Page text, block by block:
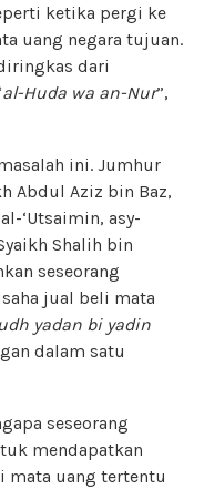
ketika pergi ke
uang negara tujuan.
dari
al-Huda wa an-Nur”,
ini. Jumhur
Abdul Aziz bin Baz,
‘Utsaimin, asy-
Shalih bin
seseorang
jual beli mata
yadan bi yadin
dalam satu
seseorang
mendapatkan
mata uang tertentu